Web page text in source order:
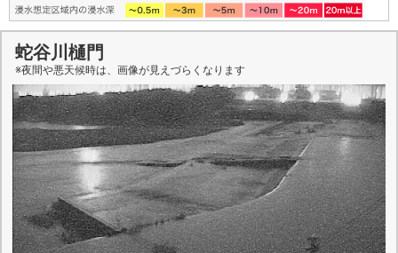
蛇谷川樋門
※夜間や悪天候時は、 画像が見えづらくなります